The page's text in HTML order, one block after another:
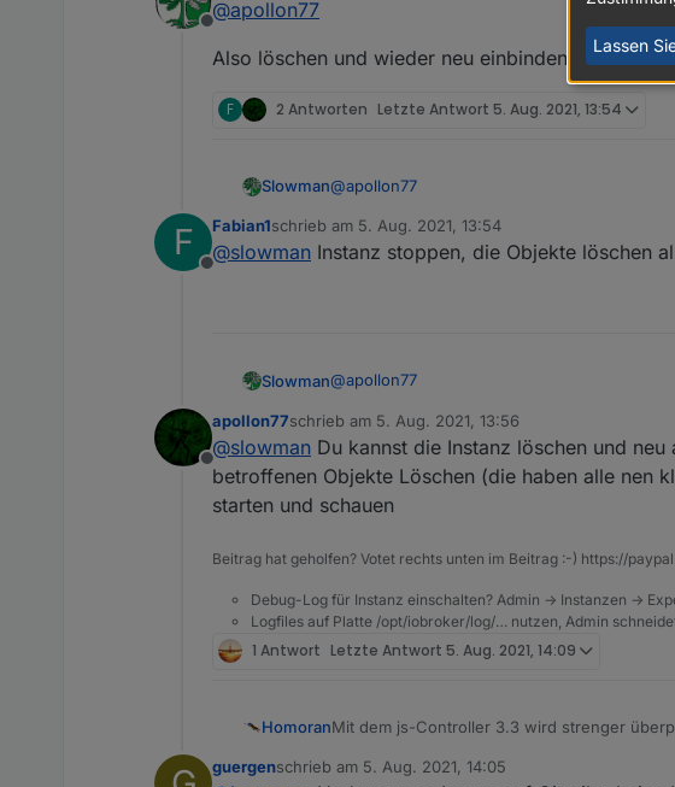
Offline
@apollon77
Also löschen und wieder neu einbinden?
F 2 Antworten Letzte Antwort 5. Aug. 2021, 13:54
Slowman@apollon77
Also löschen und wieder neu einbinden?
F
Offline
Fabian1schrieb am 5. Aug. 2021, 13:54
zuletzt editiert von
@slowman Instanz stoppen, die Objekte löschen
Slowman@apollon77
Also löschen und wieder neu einbinden?
Offline
apollon77schrieb am 5. Aug. 2021, 13:56
zuletzt editiert von
@slowman Du kannst die Instanz löschen und
betroffenen Objekte Löschen (die haben alle nen
starten und schauen
Beitrag hat geholfen? Votet rechts unten im Beitrag :-) https://
Debug-Log für Instanz einschalten? Admin -> Instanzen ->
Logfiles auf Platte /opt/iobroker/log/… nutzen, Admin
1 Antwort Letzte Antwort 5. Aug. 2021, 14:09
HomoranMit dem js-Controller 3.3 wird strenger
Wenn nicht kommt eine Meldung wie:
guergenschrieb am 5. Aug. 2021, 14:05
zuletzt editiert von
Lassen